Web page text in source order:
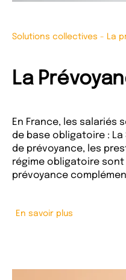
Solutions collectives - La
La
En France, les salariés
de base obligatoire :
de prévoyance, les
régime obligatoire sont
prévoyance
En savoir plus